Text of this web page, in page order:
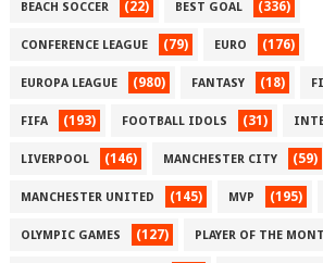
BEACH SOCCER (22) BEST GOAL (336)
CONFERENCE LEAGUE (79) EURO (176)
EUROPA LEAGUE (980) FANTASY (18)
FIFA (193) FOOTBALL IDOLS (31)
LIVERPOOL (146) MANCHESTER CITY (59)
MANCHESTER UNITED (145) MVP (195)
OLYMPIC GAMES (127) PLAYER OF THE